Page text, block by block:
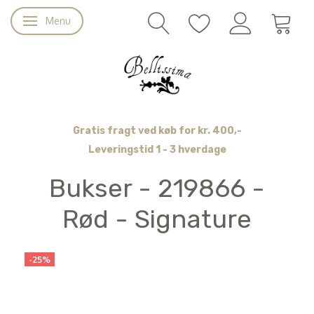
Skifte navigation
Menu
Gratis fragt ved køb for kr. 400,-
Leveringstid 1 - 3 hverdage
Bukser - 219866 -
Rød - Signature
-25%